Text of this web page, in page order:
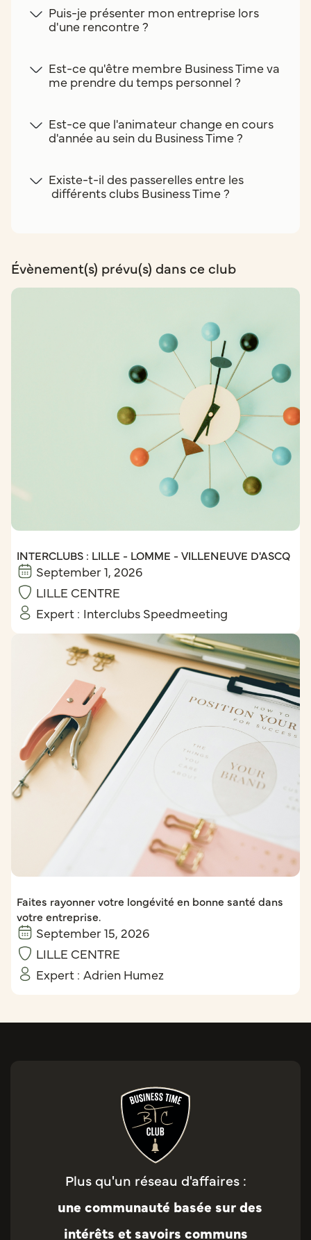
Puis-je présenter mon entreprise lors
d'une rencontre ?
Est-ce qu'être membre Business Time va
me prendre du temps personnel ?
Est-ce que l'animateur change en cours
d'année au sein du Business Time ?
Existe-t-il des passerelles entre les
différents clubs Business Time ?
Évènement(s) prévu(s) dans ce club
INTERCLUBS : LILLE - LOMME - VILLENEUVE D'ASCQ
September 1, 2026
LILLE CENTRE
Expert : Interclubs Speedmeeting
Faites rayonner votre longévité en bonne santé dans
votre entreprise.
September 15, 2026
LILLE CENTRE
Expert : Adrien Humez
Plus qu'un réseau d'affaires :
une communauté basée sur des
intérêts et savoirs communs